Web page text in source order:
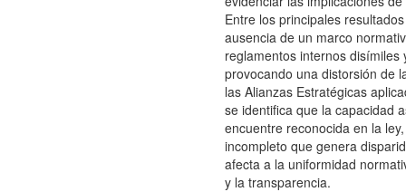
Entre los principales
ausencia de un marco
reglamentos internos disímiles
provocando una distorsión de
las Alianzas Estratégicas
se identifica que la capacidad
encuentre reconocida en la
incompleto que genera
afecta a la uniformidad
y la transparencia.